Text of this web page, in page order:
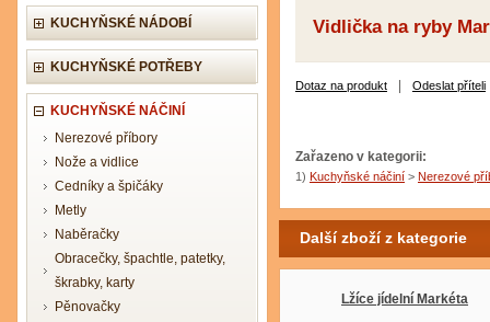
KUCHYŇSKÉ NÁDOBÍ
KUCHYŇSKÉ POTŘEBY
KUCHYŇSKÉ NÁČINÍ
Nerezové příbory
Nože a vidlice
Cedníky a špičáky
Metly
Naběračky
Obracečky, špachtle, patetky,
škrabky, karty
Pěnovačky
Vidlička na ryby
Dotaz na produkt Odeslat příteli
Zařazeno v kategorii:
1) Kuchyňské náčiní > Nerezové
Další zboží z kategorie
Lžíce jídelní Markéta